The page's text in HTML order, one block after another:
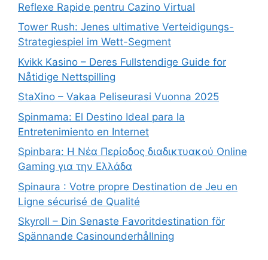
Reflexe Rapide pentru Cazino Virtual
Tower Rush: Jenes ultimative Verteidigungs-
Strategiespiel im Wett-Segment
Kvikk Kasino – Deres Fullstendige Guide for
Nåtidige Nettspilling
StaXino – Vakaa Peliseurasi Vuonna 2025
Spinmama: El Destino Ideal para la
Entretenimiento en Internet
Spinbara: Η Νέα Περίοδος διαδικτυακού Online
Gaming για την Ελλάδα
Spinaura : Votre propre Destination de Jeu en
Ligne sécurisé de Qualité
Skyroll – Din Senaste Favoritdestination för
Spännande Casinounderhållning